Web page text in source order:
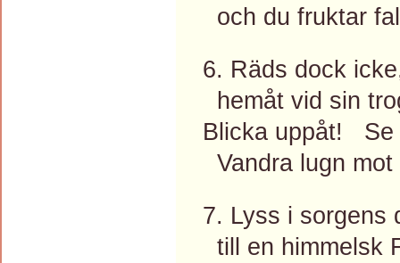
och du fruktar
6. Räds dock
hemåt vid sin
Blicka uppåt! Se
Vandra lugn
7. Lyss i sorgens
till en himmelsk